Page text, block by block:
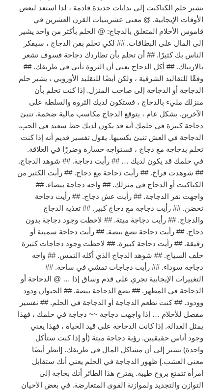
يشير حلم الكتاكيت إلى بدايات جديدة قادمة ، لذا استعد لبعض
الأوقات الإيجابية. @ معنى عشرينيات القرن العشرين في
قاموس الأحلام المتعلق بالدجاج: @ الحلم بأكثر من واحد يشير
إلى المال على البطاقات. ## لكي تحلم بقن الدجاج ، سيفكر
الناس بك كثيرًا. ## أن تحلم بأن تطاردك دجاجة فسوف تشعر
بالارتباك. ## أكل الدجاج يعني أن الثروة تأتي في طريقك. ##
وفقًا للتقاليد الشرقية ، ولكن أيضًا للتقليد الأوروبي ، يشير حلم
الدجاجة أو الدجاجة إلى صاحب المنزل. إذا كنت تحلم بأن
منزلك مليء بالدجاج ، فستكون لديك الثروة والسلطة على
الآخرين. بشكل عام ، يتوقع الدجاج مكاسب مالية ضخمة. تنبئ
دجاجة كبيرة في حلمك أنه قد يكون لديك حظ سعيد في الحب.
الدجاجة في العش تنبئ بكسبها. يقول تفسير قديم أنه إذا كنت
تحلم بدجاجة مع دجاج ، فستواجه خسارة وضررًا في العلاقة.
في حلمك قد يكون لديك … ## رأيت دجاجة. ## شوهد الدجاج.
## شوهدت فراخ. ## رأيت دجاجة مع دجاج. ## رأيت الكثير من
الكتاكيت أو الدجاج في منزلك. ## واجه دجاجة بيضاء. ##
واجهت نقر الدجاجة. ## رأيت عش دجاج. ## رأيت دجاجة
تحضن. ## رأيت دجاجة مع دجاج كبير. ## تغذية الدجاج
والدجاج. ## رأيت دجاجة ميتة. ## لاحظت وجود دجاجة بدون
دجاج. ## رأيت دجاجة تضع بيضة. ## رأيت دجاجة سمينة أو
رقيقة. ## رأيت دجاجة كبيرة. ## لاحظت وجود دجاجات كثيرة
خلف السياج. ## شوهد الدجاج الذي أكله النمس. ## واجه
دجاجة سوداء. ## رأيت دجاجات تمشي في ساحة. ##
التغييرات الإيجابية تجري على قدم وساق إذا … @ الدجاجة أو
الدجاجة في المظهر. ## تضع الدجاجة بيضة. ## الحيوان ودود
وودود. ## كنت تطعم الدجاجة أو الدجاجة في الحلم. ## تفسير
مفصل للأحلام … إذا واجهت دجاجة ~~ دجاجة في حلمك ، فهذا
يمثل العدالة. إذا كانت الدجاجة على قيد الحياة ، فهذا يعني
وجود أناس حقيقيين. رؤية دجاجة ميتة (أو إذا كنت ستأكل
واحدة) يشير إلى أن مشاكل المال في طريقك. [انظر أيضًا
معنى العشب.] ظهور الدجاجة في الحلم يعني أنك ستقابل
امرأة تتمتع بروح طيبة. يقترح هذا الطائر أنك بحاجة إلى
التوازن والتجديد ولموازنة القوى المتعارضة. في بعض الأحيان